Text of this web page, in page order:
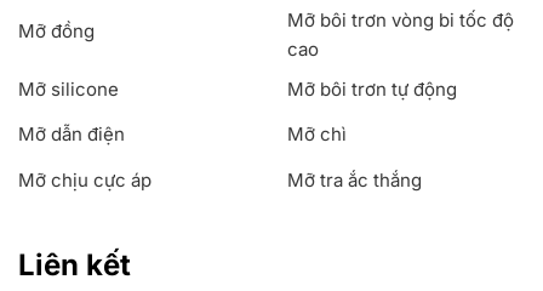
Mỡ đồng
Mỡ bôi trơn vòng bi tốc độ
cao
Mỡ silicone
Mỡ bôi trơn tự động
Mỡ dẫn điện
Mỡ chì
Mỡ chịu cực áp
Mỡ tra ắc thắng
Liên kết